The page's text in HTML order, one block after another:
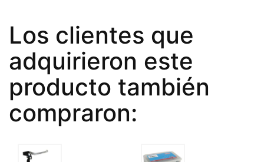
Los clientes que
adquirieron este
producto también
compraron: